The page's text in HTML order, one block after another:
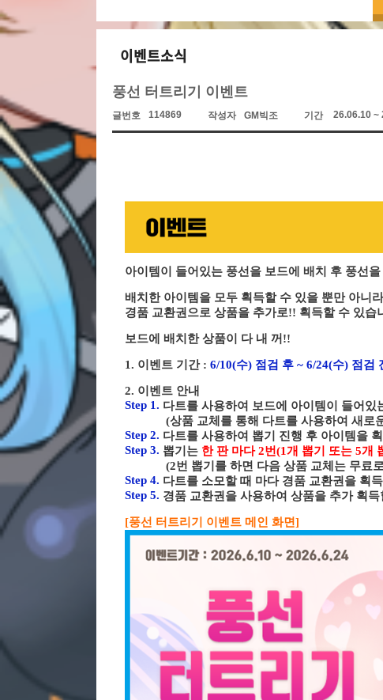
이벤트소식
풍선 터트리기 이벤트
글번호 114869 작성자 GM빅조 기간 26.06.10 ~
아이템이 들어있는 풍선을 보드에 배치 후 풍선
배치한 아이템을 모두 획득할 수 있을 뿐만 아니라
경품 교환권으로 상품을 추가로!! 획득할 수 있습
보드에 배치한 상품이 다 내 꺼!!
1. 이벤트 기간 : 6/10(수) 점검 후 ~ 6/24(수) 점검
2. 이벤트 안내
Step 1. 다트를 사용하여 보드에 아이템이 들어있
(상품 교체를 통해 다트를 사용하여 새로운
Step 2. 다트를 사용하여 뽑기 진행 후 아이템을
Step 3. 뽑기는 한 판 마다 2번(1개 뽑기 또는 5개
(2번 뽑기를 하면 다음 상품 교체는 무료로
Step 4. 다트를 소모할 때 마다 경품 교환권을 획
Step 5. 경품 교환권을 사용하여 상품을 추가 획
[풍선 터트리기 이벤트 메인 화면]